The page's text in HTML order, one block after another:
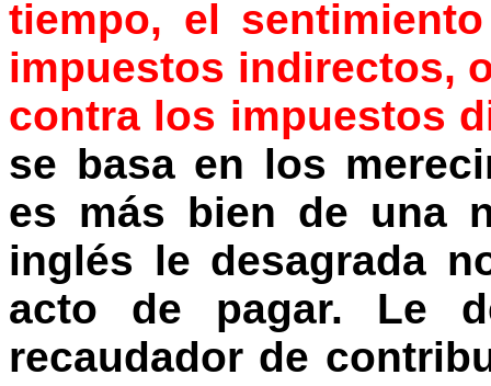
tiempo, el
impuestos indirectos,
contra los impuestos
se basa en los
es más bien de una
inglés le desagrada
acto de pagar. Le
recaudador de